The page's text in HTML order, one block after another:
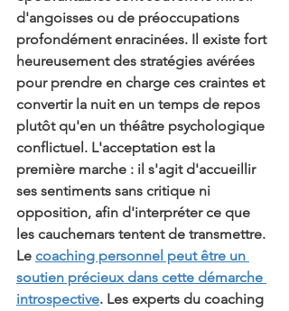
d'angoisses ou de préoccupations
profondément enracinées. Il existe fort
heureusement des stratégies avérées
pour prendre en charge ces craintes et
convertir la nuit en un temps de repos
plutôt qu'en un théâtre psychologique
conflictuel. L'acceptation est la
première marche : il s'agit d'accueillir
ses sentiments sans critique ni
opposition, afin d'interpréter ce que
les cauchemars tentent de transmettre.
Le coaching personnel peut être un
soutien précieux dans cette démarche
introspective. Les experts du coaching